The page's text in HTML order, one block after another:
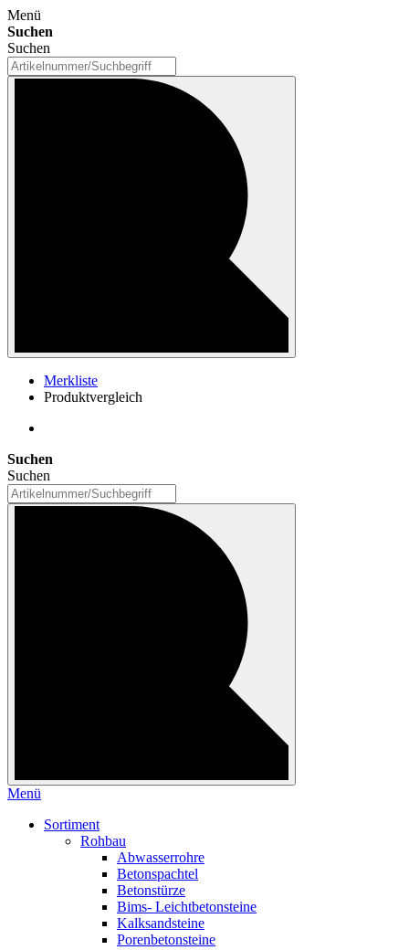
Menü
Suchen
Suchen
Merkliste
Produktvergleich
Suchen
Suchen
Menü
Sortiment
Rohbau
Abwasserrohre
Betonspachtel
Betonstürze
Bims- Leichtbetonsteine
Kalksandsteine
Porenbetonsteine